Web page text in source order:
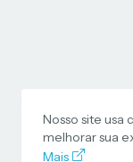
Nosso site usa
melhorar sua
Mais